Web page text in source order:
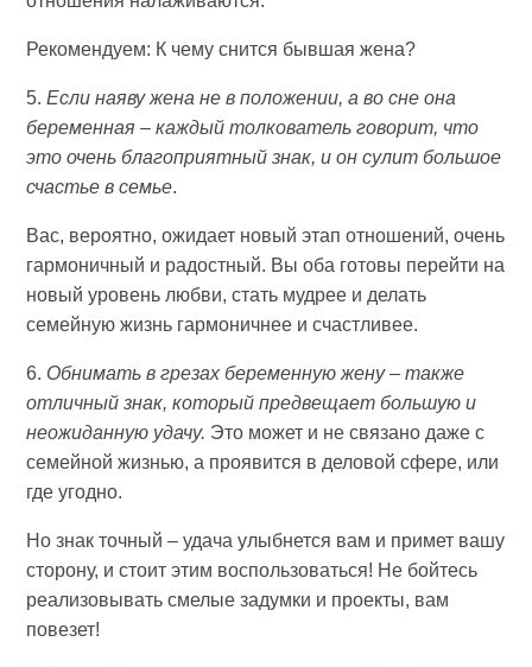
Рекомендуем: К чему снится бывшая жена?
5.Если наяву жена не в положении, а во сне она
беременная – каждый толкователь говорит, что
это очень благоприятный знак, и он сулит большое
счастье в семье.
Вас, вероятно, ожидает новый этап отношений, очень
гармоничный и радостный. Вы оба готовы перейти на
новый уровень любви, стать мудрее и делать
семейную жизнь гармоничнее и счастливее.
6. Обнимать в грезах беременную жену – также
отличный знак, который предвещает большую и
неожиданную удачу. Это может и не связано даже с
семейной жизнью, а проявится в деловой сфере, или
где угодно.
Но знак точный – удача улыбнется вам и примет вашу
сторону, и стоит этим воспользоваться! Не бойтесь
реализовывать смелые задумки и проекты, вам
повезет!